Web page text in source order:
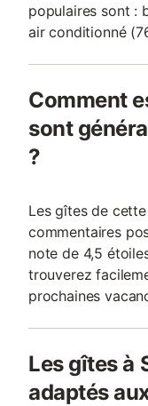
populaires sont :
air conditionné
Comment
sont
?
Les gîtes de
commentaires
note de 4,5
trouverez
prochaines
Les gîtes à
adaptés